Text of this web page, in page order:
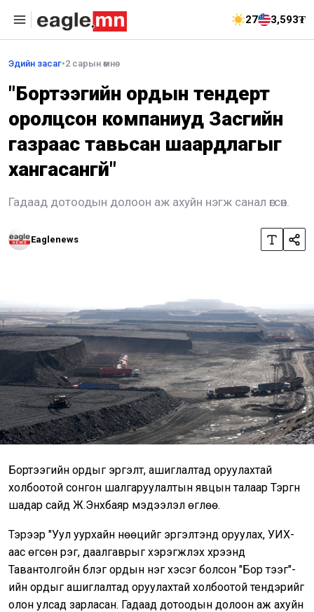
27 3,593₮
Эдийн засаг•2 сарын өмнө
"Бортээгийн ордын тендерт
оролцсон компаниуд Засгийн
газраас тавьсан шаардлагыг
хангасангүй"
Гадаад дотоодын долоон аж ахуйн нэгж санал өгсөн.
Eaglenews
Бортээгийн ордыг эргэлт, ашиглалтад оруулахтай
холбоотой сонгон шалгаруулалтын явцын талаар Тэргүүн
шадар сайд Ж.Энхбаяр мэдээлэл өглөө.
Тэрээр "Уул уурхайн нөөцийг эргэлтэнд оруулах, УИХ-
аас өгсөн үүрэг, даалгаврыг хэрэгжүүлэх хүрээнд
Тавантолгойн бүлэг ордын нэг хэсэг болсон "Бор тээг"-
ийн ордыг ашиглалтад оруулахтай холбоотой тендэрийг
олон улсад зарласан. Гадаад дотоодын долоон аж ахуйн